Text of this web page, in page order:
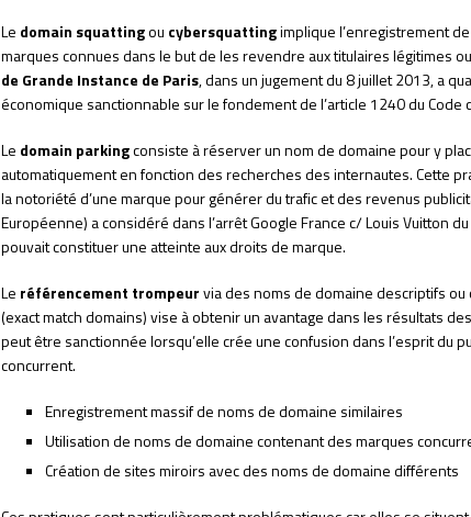
Le domain squattingou cybersquattingimplique l’enregistrement
marques connues dans le but de les revendre aux titulaires légitimes
de Grande Instance de Paris, dans un jugement du 8 juillet 2013, a
économique sanctionnable sur le fondement de l’article 1240 du Code
Le domain parkingconsiste à réserver un nom de domaine pour y
automatiquement en fonction des recherches des internautes. Cette
la notoriété d’une marque pour générer du trafic et des revenus
Européenne) a considéré dans l’arrêt Google France c/ Louis Vuitton
pouvait constituer une atteinte aux droits de marque.
Le référencement trompeurvia des noms de domaine descriptifs
(exact match domains) vise à obtenir un avantage dans les résultats
peut être sanctionnée lorsqu’elle crée une confusion dans l’esprit du
concurrent.
Enregistrement massif de noms de domaine similaires
Utilisation de noms de domaine contenant des marques
Création de sites miroirs avec des noms de domaine différents